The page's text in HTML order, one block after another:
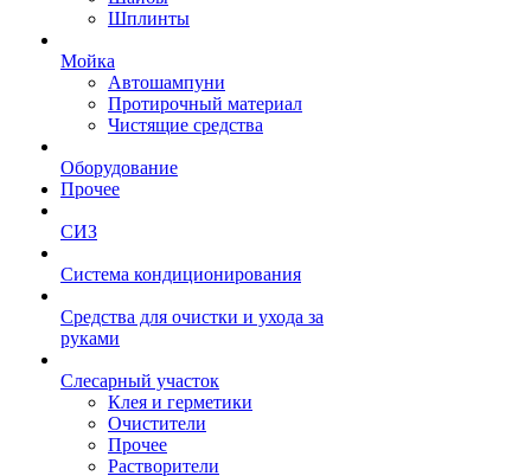
Шплинты
Мойка
Автошампуни
Протирочный материал
Чистящие средства
Оборудование
Прочее
СИЗ
Система кондиционирования
Средства для очистки и ухода за
руками
Слесарный участок
Клея и герметики
Очистители
Прочее
Растворители